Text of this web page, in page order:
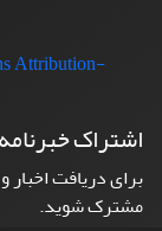
Attribution-
اشتراک خبرنامه
برای دریافت
مشترک شوید.